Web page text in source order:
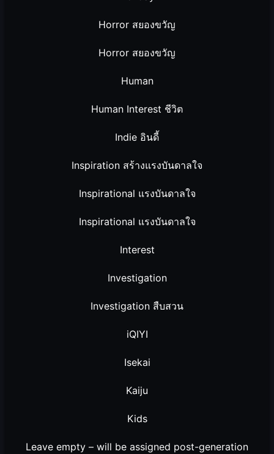
Horror สยองขวัญ
Horror สยองขวัญ
Human
Human Interest ชีวิต
Indie อินดี้
Inspiration สร้างแรงบันดาลใจ
Inspirational แรงบันดาลใจ
Inspirational แรงบันดาลใจ
Interest
Investigation
Investigation สืบสวน
iQIYI
Isekai
Kaiju
Kids
Leave empty – will be assigned post-generation